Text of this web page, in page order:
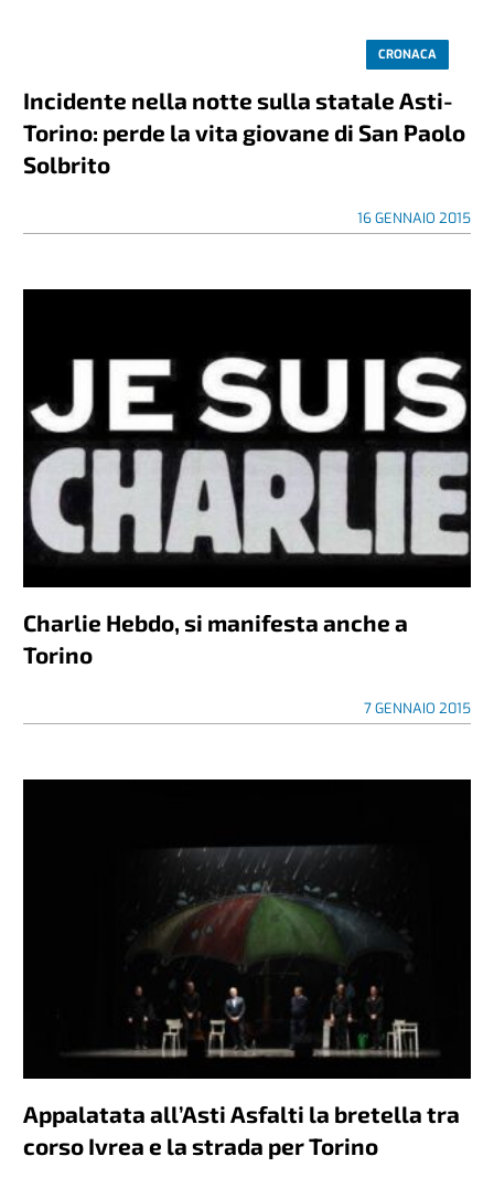
CRONACA
Incidente nella notte sulla statale Asti-
Torino: perde la vita giovane di San Paolo
Solbrito
16 GENNAIO 2015
Charlie Hebdo, si manifesta anche a
Torino
7 GENNAIO 2015
Appalatata all’Asti Asfalti la bretella tra
corso Ivrea e la strada per Torino